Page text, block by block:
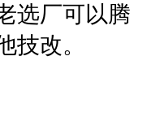
选厂可以腾
技改。